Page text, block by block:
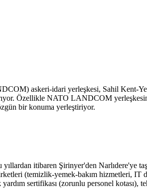
askeri-idari yerleşkesi, Sahil Kent-
Özellikle NATO LANDCOM
bir konuma yerleştiriyor.
itibaren Şirinyer'den Narlıdere'ye
(temizlik-yemek-bakım hizmetleri, IT
sertifikası (zorunlu personel kotası),